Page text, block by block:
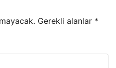
Gerekli alanlar *